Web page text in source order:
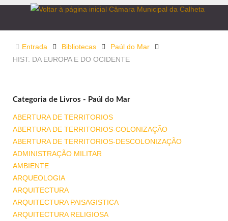
Entrada Bibliotecas
Paúl do Mar
HIST. DA EUROPA E DO OCIDENTE
Categoria de Livros - Paúl do Mar
ABERTURA DE TERRITORIOS
ABERTURA DE TERRITORIOS-COLONIZAÇÃO
ABERTURA DE TERRITORIOS-DESCOLONIZAÇÃO
ADMINISTRAÇÃO MILITAR
AMBIENTE
ARQUEOLOGIA
ARQUITECTURA
ARQUITECTURA PAISAGISTICA
ARQUITECTURA RELIGIOSA